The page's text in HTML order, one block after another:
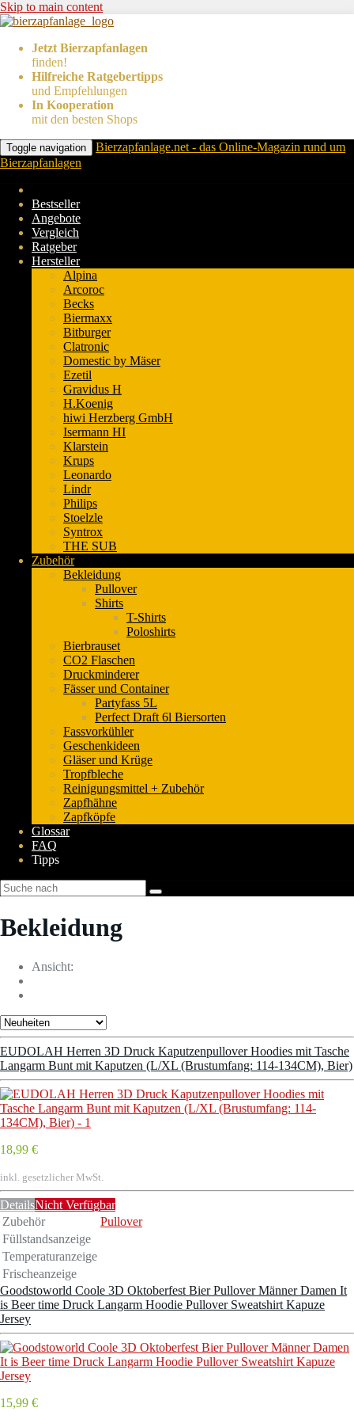
Skip to main content
Jetzt Bierzapfanlagen
finden!
Hilfreiche Ratgebertipps
und Empfehlungen
In Kooperation
mit den besten Shops
Toggle navigation
Bierzapfanlage.net - das Online-Magazin rund um
Bierzapfanlagen
Bestseller
Angebote
Vergleich
Ratgeber
Hersteller
Alpina
Arcoroc
Becks
Biermaxx
Bitburger
Clatronic
Domestic by Mäser
Ezetil
Gravidus H
H.Koenig
hiwi Herzberg GmbH
Isermann HI
Klarstein
Krups
Leonardo
Lindr
Philips
Stoelzle
Syntrox
THE SUB
Zubehör
Bekleidung
Pullover
Shirts
T-Shirts
Poloshirts
Bierbrauset
CO2 Flaschen
Druckminderer
Fässer und Container
Partyfass 5L
Perfect Draft 6l Biersorten
Fassvorkühler
Geschenkideen
Gläser und Krüge
Tropfbleche
Reinigungsmittel + Zubehör
Zapfhähne
Zapfköpfe
Glossar
FAQ
Tipps
Bekleidung
Ansicht:
EUDOLAH Herren 3D Druck Kaputzenpullover Hoodies mit Tasche
Langarm Bunt mit Kaputzen (L/XL (Brustumfang: 114-134CM), Bier)
18,99 €
inkl. gesetzlicher MwSt.
DetailsNicht Verfügbar
Zubehör
Pullover
Füllstandsanzeige
Temperaturanzeige
Frischeanzeige
Goodstoworld Coole 3D Oktoberfest Bier Pullover Männer Damen It
is Beer time Druck Langarm Hoodie Pullover Sweatshirt Kapuze
Jersey
15,99 €